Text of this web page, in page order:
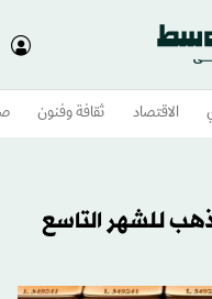
الاقتصاد ثقافة وفنون
للشهر التاسع